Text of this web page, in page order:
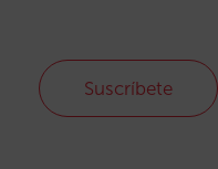
Suscríbete